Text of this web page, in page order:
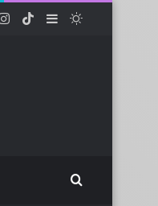
Instagram
TikTokSidebarSwitch skin
Buscar...